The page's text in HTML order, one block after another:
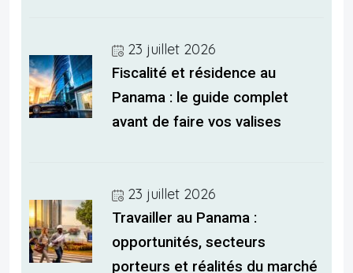
23 juillet 2026
Fiscalité et résidence au
Panama : le guide complet
avant de faire vos valises
23 juillet 2026
Travailler au Panama :
opportunités, secteurs
porteurs et réalités du marché